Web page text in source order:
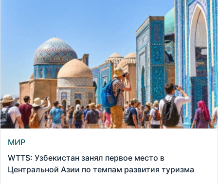
МИР
WTTS: Узбекистан занял первое место в
Центральной Азии по темпам развития туризма